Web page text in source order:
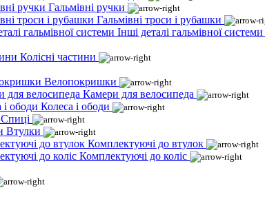
Гальмівні ручки
Гальмівні троси і рубашки
Інші деталі гальмівної системи
Колісні частини
Велопокришки
Камери для велосипеда
Колеса і ободи
Спиці
Втулки
Комплектуючі до втулок
Комплектуючі до коліс